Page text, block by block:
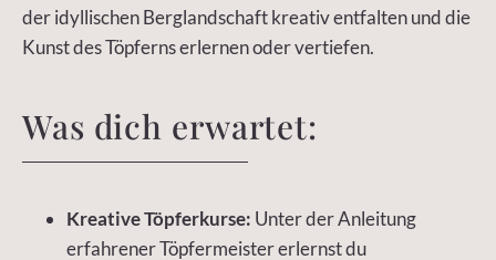
der idyllischen Berglandschaft kreativ entfalten und die
Kunst des Töpferns erlernen oder vertiefen.
Was dich erwartet:
Kreative Töpferkurse: Unter der Anleitung
erfahrener Töpfermeister erlernst du